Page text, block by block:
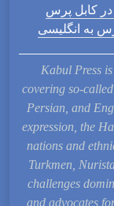
کابل پرس
به انگلیسی
Kabul Press
covering so-
Persian, and
expression, the
nations and
Turkmen,
challenges
and advocates